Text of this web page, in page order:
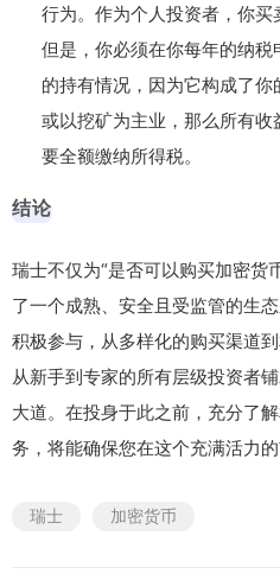
行为。作为个人投资者，你买
但是，你必须在你每年的纳
的持有情况，因为它构成了
或以挖矿为主业，那么所有
要全额缴纳所得税。
结论
瑞士不仅为“是否可以购买加密货
了一个成熟、安全且受监管的生
积极参与，从多样化的购买渠道
从新手到专家的所有层级投资者
大道。在投身于此之前，充分了
务，将能确保您在这个充满活力的
瑞士 加密货币